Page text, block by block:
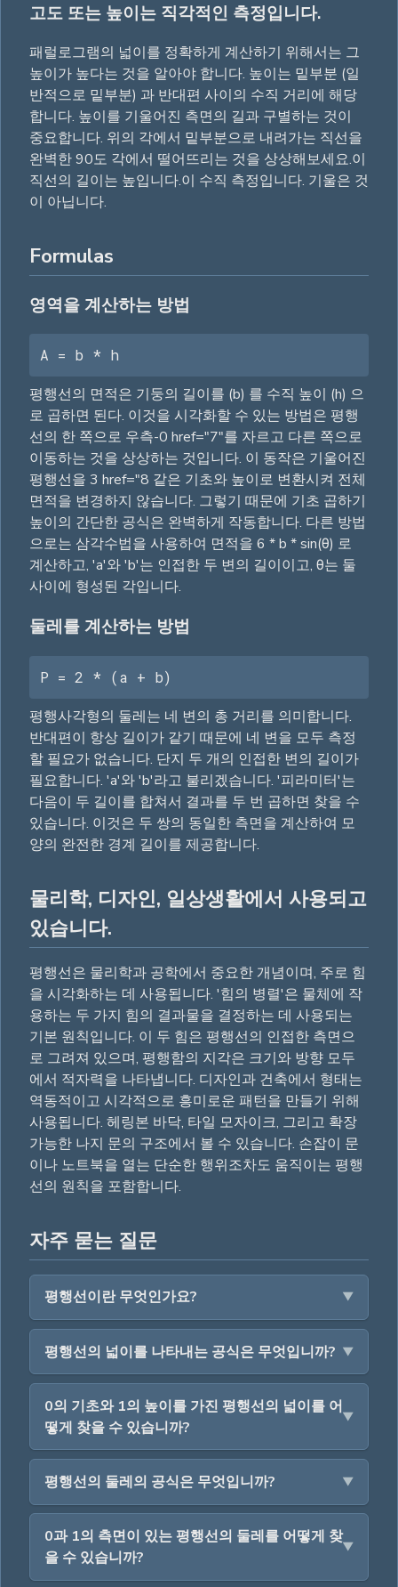
고도 또는 높이는 직각적인 측정입니다.
패럴로그램의 넓이를 정확하게 계산하기 위해서는 그
높이가 높다는 것을 알아야 합니다. 높이는 밑부분 (일
반적으로 밑부분) 과 반대편 사이의 수직 거리에 해당
합니다. 높이를 기울어진 측면의 길과 구별하는 것이
중요합니다. 위의 각에서 밑부분으로 내려가는 직선을
완벽한 90도 각에서 떨어뜨리는 것을 상상해보세요.이
직선의 길이는 높입니다.이 수직 측정입니다. 기울은 것
이 아닙니다.
Formulas
영역을 계산하는 방법
A = b * h
평행선의 면적은 기둥의 길이를 (b) 를 수직 높이 (h) 으
로 곱하면 된다. 이것을 시각화할 수 있는 방법은 평행
선의 한 쪽으로 우측-0 href="7"를 자르고 다른 쪽으로
이동하는 것을 상상하는 것입니다. 이 동작은 기울어진
평행선을 3 href="8 같은 기초와 높이로 변환시켜 전체
면적을 변경하지 않습니다. 그렇기 때문에 기초 곱하기
높이의 간단한 공식은 완벽하게 작동합니다. 다른 방법
으로는 삼각수법을 사용하여 면적을 6 * b * sin(θ) 로
계산하고, 'a'와 'b'는 인접한 두 변의 길이이고, θ는 둘
사이에 형성된 각입니다.
둘레를 계산하는 방법
P = 2 * (a + b)
평행사각형의 둘레는 네 변의 총 거리를 의미합니다.
반대편이 항상 길이가 같기 때문에 네 변을 모두 측정
할 필요가 없습니다. 단지 두 개의 인접한 변의 길이가
필요합니다. 'a'와 'b'라고 불리겠습니다. '피라미터'는
다음이 두 길이를 합쳐서 결과를 두 번 곱하면 찾을 수
있습니다. 이것은 두 쌍의 동일한 측면을 계산하여 모
양의 완전한 경계 길이를 제공합니다.
물리학, 디자인, 일상생활에서 사용되고
있습니다.
평행선은 물리학과 공학에서 중요한 개념이며, 주로 힘
을 시각화하는 데 사용됩니다. '힘의 병렬'은 물체에 작
용하는 두 가지 힘의 결과물을 결정하는 데 사용되는
기본 원칙입니다. 이 두 힘은 평행선의 인접한 측면으
로 그려져 있으며, 평행함의 지각은 크기와 방향 모두
에서 적자력을 나타냅니다. 디자인과 건축에서 형태는
역동적이고 시각적으로 흥미로운 패턴을 만들기 위해
사용됩니다. 헤링본 바닥, 타일 모자이크, 그리고 확장
가능한 나지 문의 구조에서 볼 수 있습니다. 손잡이 문
이나 노트북을 열는 단순한 행위조차도 움직이는 평행
선의 원칙을 포함합니다.
자주 묻는 질문
평행선이란 무엇인가요?
평행선의 넓이를 나타내는 공식은 무엇입니까?
0의 기초와 1의 높이를 가진 평행선의 넓이를 어
떻게 찾을 수 있습니까?
평행선의 둘레의 공식은 무엇입니까?
0과 1의 측면이 있는 평행선의 둘레를 어떻게 찾
을 수 있습니까?